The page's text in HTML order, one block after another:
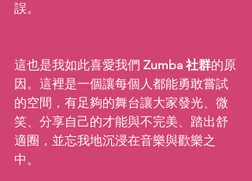
誤。
這也是我如此喜愛我們 Zumba 社群的原
因。這裡是一個讓每個人都能勇敢嘗試
的空間，有足夠的舞台讓大家發光、微
笑、分享自己的才能與不完美、踏出舒
適圈，並忘我地沉浸在音樂與歡樂之
中。